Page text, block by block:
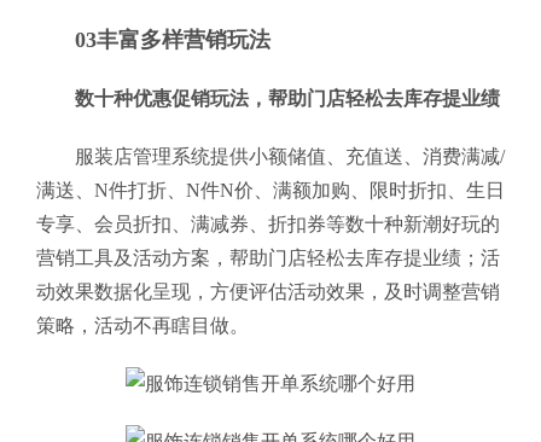
03丰富多样营销玩法
数十种优惠促销玩法，帮助门店轻松去库存提业绩
服装店管理系统提供小额储值、充值送、消费满减/
满送、N件打折、N件N价、满额加购、限时折扣、生日
专享、会员折扣、满减券、折扣券等数十种新潮好玩的
营销工具及活动方案，帮助门店轻松去库存提业绩；活
动效果数据化呈现，方便评估活动效果，及时调整营销
策略，活动不再瞎目做。